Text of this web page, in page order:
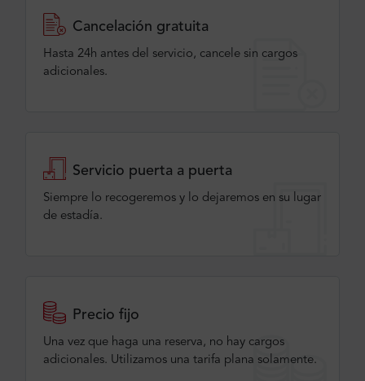
Cancelación gratuita
Hasta 24h antes del servicio, cancele sin cargos
adicionales.
Servicio puerta a puerta
Siempre lo recogeremos y lo dejaremos en su lugar
de estadía.
Precio fijo
Una vez que haga una reserva, no hay cargos
adicionales. Utilizamos una tarifa plana solamente.